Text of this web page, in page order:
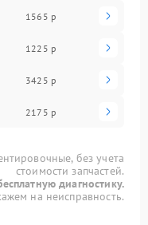
1565 р
1225 р
3425 р
2175 р
без учета
стоимости запчастей.
диагностику.
на неисправность.